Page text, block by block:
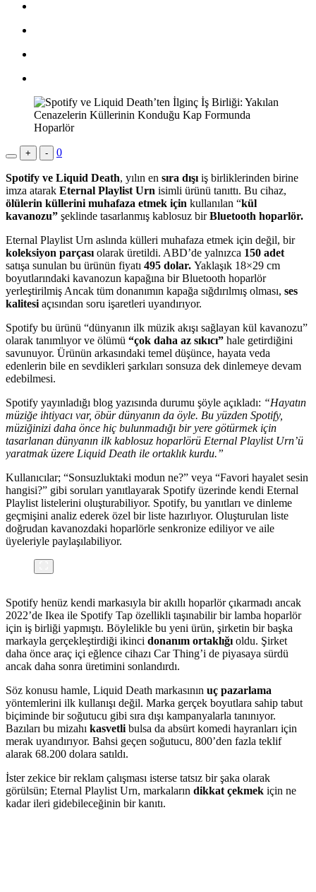
+ - 0
Spotify ve Liquid Death, yılın en sıra dışı iş birliklerinden birine
imza atarak Eternal Playlist Urn isimli ürünü tanıttı. Bu cihaz,
ölülerin küllerini muhafaza etmek için kullanılan “kül
kavanozu” şeklinde tasarlanmış kablosuz birBluetooth hoparlör.
Eternal Playlist Urn aslında külleri muhafaza etmek için değil, bir
koleksiyon parçası olarak üretildi. ABD’de yalnızca 150 adet
satışa sunulan bu ürünün fiyatı 495 dolar. Yaklaşık 18×29 cm
boyutlarındaki kavanozun kapağına bir Bluetooth hoparlör
yerleştirilmiş Ancak tüm donanımın kapağa sığdırılmış olması, ses
kalitesi açısından soru işaretleri uyandırıyor.
Spotify bu ürünü “dünyanın ilk müzik akışı sağlayan kül kavanozu”
olarak tanımlıyor ve ölümü “çok daha az sıkıcı” hale getirdiğini
savunuyor. Ürünün arkasındaki temel düşünce, hayata veda
edenlerin bile en sevdikleri şarkıları sonsuza dek dinlemeye devam
edebilmesi.
Spotify yayınladığı blog yazısında durumu şöyle açıkladı: “Hayatın
müziğe ihtiyacı var, öbür dünyanın da öyle. Bu yüzden Spotify,
müziğinizi daha önce hiç bulunmadığı bir yere götürmek için
tasarlanan dünyanın ilk kablosuz hoparlörü Eternal Playlist Urn’ü
yaratmak üzere Liquid Death ile ortaklık kurdu.”
Kullanıcılar; “Sonsuzluktaki modun ne?” veya “Favori hayalet sesin
hangisi?” gibi soruları yanıtlayarak Spotify üzerinde kendi Eternal
Playlist listelerini oluşturabiliyor. Spotify, bu yanıtları ve dinleme
geçmişini analiz ederek özel bir liste hazırlıyor. Oluşturulan liste
doğrudan kavanozdaki hoparlörle senkronize ediliyor ve aile
üyeleriyle paylaşılabiliyor.
Spotify henüz kendi markasıyla bir akıllı hoparlör çıkarmadı ancak
2022’de Ikea ile Spotify Tap özellikli taşınabilir bir lamba hoparlör
için iş birliği yapmıştı. Böylelikle bu yeni ürün, şirketin bir başka
markayla gerçekleştirdiği ikinci donanım ortaklığı oldu. Şirket
daha önce araç içi eğlence cihazı Car Thing’i de piyasaya sürdü
ancak daha sonra üretimini sonlandırdı.
Söz konusu hamle, Liquid Death markasının uç pazarlama
yöntemlerini ilk kullanışı değil. Marka gerçek boyutlara sahip tabut
biçiminde bir soğutucu gibi sıra dışı kampanyalarla tanınıyor.
Bazıları bu mizahı kasvetli bulsa da absürt komedi hayranları için
merak uyandırıyor. Bahsi geçen soğutucu, 800’den fazla teklif
alarak 68.200 dolara satıldı.
İster zekice bir reklam çalışması isterse tatsız bir şaka olarak
görülsün; Eternal Playlist Urn, markaların dikkat çekmek için ne
kadar ileri gidebileceğinin bir kanıtı.